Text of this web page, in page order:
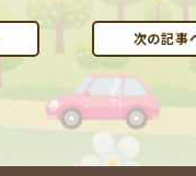
次の記事